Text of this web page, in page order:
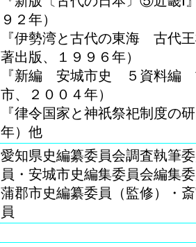
９２年）
『伊勢湾と古代の東海 古代
著出版、１９９６年）
『新編 安城市史 ５資料編
市、２００４年）
『律令国家と神祇祭祀制度の
年）他
愛知県史編纂委員会調査執筆
員・安城市史編集委員会編集
蒲郡市史編纂委員（監修）・
員